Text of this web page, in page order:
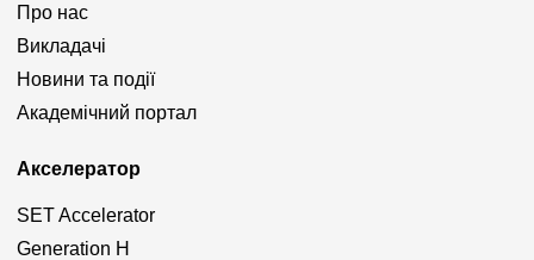
Про нас
Викладачі
Новини та події
Академічний портал
Акселератор
SET Accelerator
Generation H